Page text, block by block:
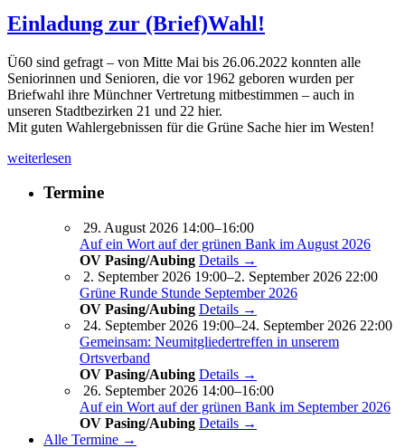
Einladung zur (Brief)Wahl!
Ü60 sind gefragt – von Mitte Mai bis 26.06.2022 konnten alle
Seniorinnen und Senioren, die vor 1962 geboren wurden per
Briefwahl ihre Münchner Vertretung mitbestimmen – auch in
unseren Stadtbezirken 21 und 22 hier.
Mit guten Wahlergebnissen für die Grüne Sache hier im Westen!
weiterlesen
Termine
29. August 2026 14:00–16:00
Auf ein Wort auf der grünen Bank im August 2026
OV Pasing/Aubing Details →
2. September 2026 19:00–2. September 2026 22:00
Grüne Runde Stunde September 2026
OV Pasing/Aubing Details →
24. September 2026 19:00–24. September 2026 22:00
Gemeinsam: Neumitgliedertreffen in unserem
Ortsverband
OV Pasing/Aubing Details →
26. September 2026 14:00–16:00
Auf ein Wort auf der grünen Bank im September 2026
OV Pasing/Aubing Details →
Alle Termine →